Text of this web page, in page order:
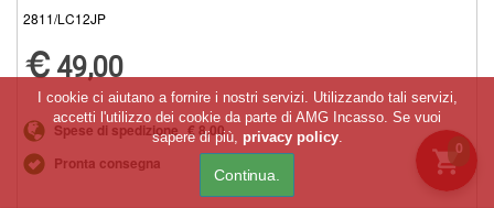
0
2811/LC12JP
49,00
Spese di spedizione € 8,00
Pronta consegna
I cookie ci aiutano a fornire i nostri servizi. Utilizzando tali servizi,
accetti l'utilizzo dei cookie da parte di AMG Incasso. Se vuoi
sapere di più, privacy policy.